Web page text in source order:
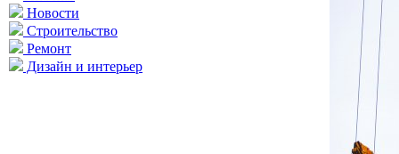
Новости
Строительство
Ремонт
Дизайн и интерьер